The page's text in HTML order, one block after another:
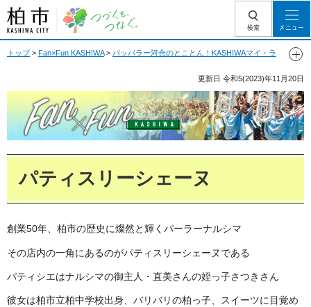
柏市 つづくを、
つなぐ。
検索 メニュー
トップ> Fan×Fun KASHIWA> パッパラー河合のとことん！KASHIWAマイ・ラ
更新日 令和5(2023)年11月20日
パティスリーシェーヌ
創業50年、柏市の歴史に燦然と輝くパーラーナルシマ
その店内の一角にあるのがパティスリーシェーヌである
パティシエはナルシマの御主人・直美さんの姪っ子さつきさん
彼女は柏市立柏中学校出身、バリバリの柏っ子、スイーツに目覚め